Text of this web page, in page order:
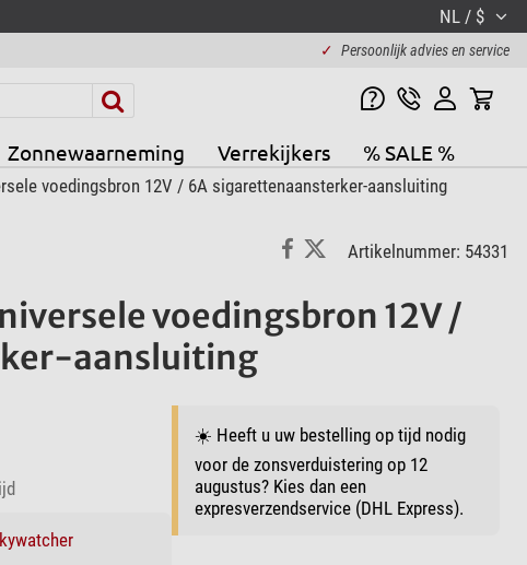
NL / $
✓ Persoonlijk advies en service
Zonnewaarneming Verrekijkers % SALE %
voedingsbron 12V / 6A sigarettenaansterker-aansluiting
Artikelnummer: 54331
voedingsbron 12V /
aansluiting
☀️ Heeft u uw bestelling op tijd nodig
voor de zonsverduistering op 12
augustus? Kies dan een
expresverzendservice (DHL Express).